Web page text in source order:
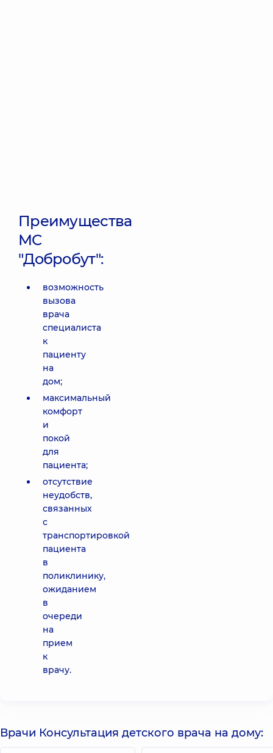
Преимущества
МC
"Добробут":
возможность
вызова
врача
специалиста
к
пациенту
на
дом;
максимальный
комфорт
и
покой
для
пациента;
отсутствие
неудобств,
связанных
с
транспортировкой
пациента
в
поликлинику,
ожиданием
в
очереди
на
прием
к
врачу.
Врачи Консультация детского врача на дому: